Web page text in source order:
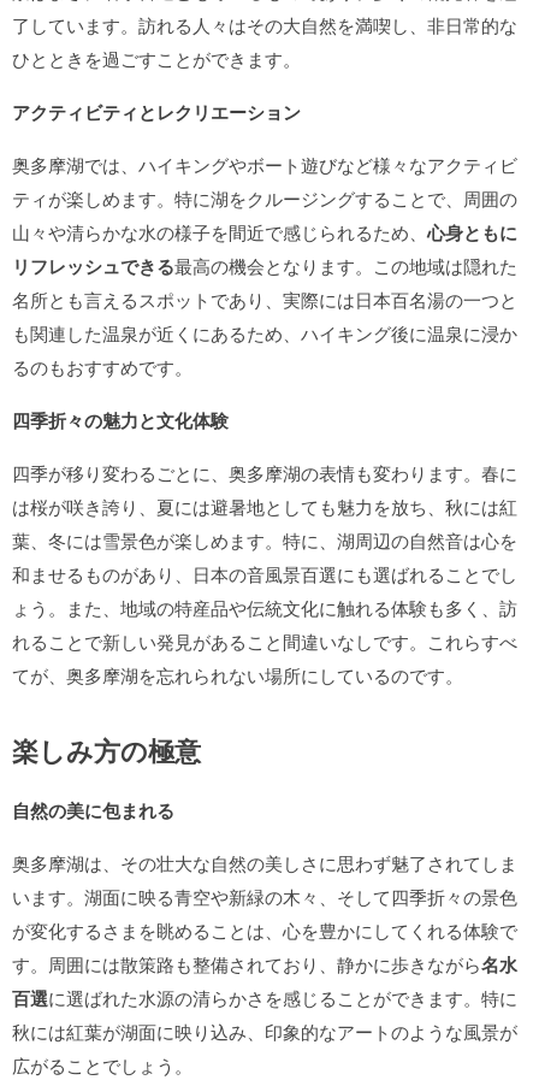
了しています。訪れる人々はその大自然を満喫し、非日常的な
ひとときを過ごすことができます。
アクティビティとレクリエーション
奥多摩湖では、ハイキングやボート遊びなど様々なアクティビ
ティが楽しめます。特に湖をクルージングすることで、周囲の
山々や清らかな水の様子を間近で感じられるため、心身ともに
リフレッシュできる最高の機会となります。この地域は隠れた
名所とも言えるスポットであり、実際には日本百名湯の一つと
も関連した温泉が近くにあるため、ハイキング後に温泉に浸か
るのもおすすめです。
四季折々の魅力と文化体験
四季が移り変わるごとに、奥多摩湖の表情も変わります。春に
は桜が咲き誇り、夏には避暑地としても魅力を放ち、秋には紅
葉、冬には雪景色が楽しめます。特に、湖周辺の自然音は心を
和ませるものがあり、日本の音風景百選にも選ばれることでし
ょう。また、地域の特産品や伝統文化に触れる体験も多く、訪
れることで新しい発見があること間違いなしです。これらすべ
てが、奥多摩湖を忘れられない場所にしているのです。
楽しみ方の極意
自然の美に包まれる
奥多摩湖は、その壮大な自然の美しさに思わず魅了されてしま
います。湖面に映る青空や新緑の木々、そして四季折々の景色
が変化するさまを眺めることは、心を豊かにしてくれる体験で
す。周囲には散策路も整備されており、静かに歩きながら名水
百選に選ばれた水源の清らかさを感じることができます。特に
秋には紅葉が湖面に映り込み、印象的なアートのような風景が
広がることでしょう。